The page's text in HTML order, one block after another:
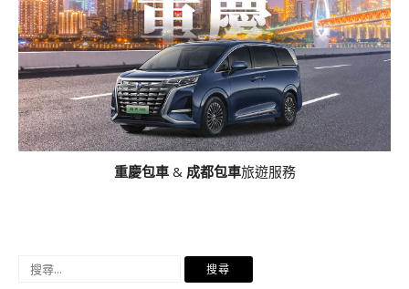
重慶包車& 成都包車旅遊服務
搜